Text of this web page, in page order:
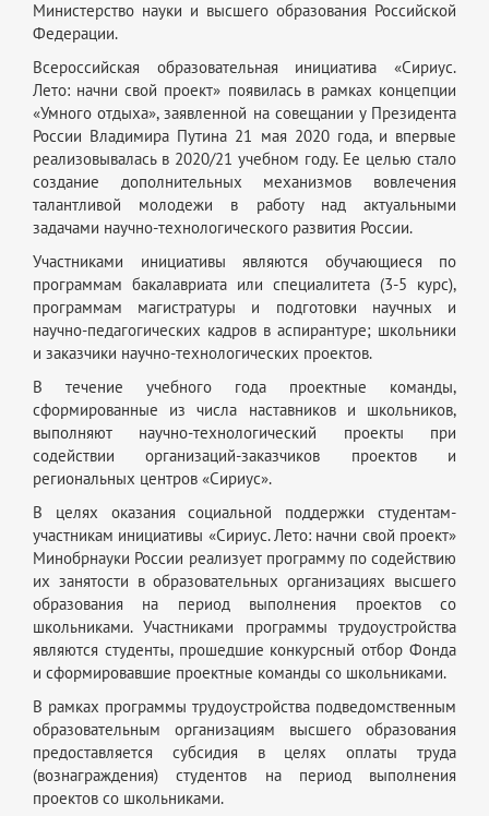
Министерство науки и высшего образования Российской
Федерации.
Всероссийская образовательная инициатива «Сириус.
Лето: начни свой проект» появилась в рамках концепции
«Умного отдыха», заявленной на совещании у Президента
России Владимира Путина 21 мая 2020 года, и впервые
реализовывалась в 2020/21 учебном году. Ее целью стало
создание дополнительных механизмов вовлечения
талантливой молодежи в работу над актуальными
задачами научно-технологического развития России.
Участниками инициативы являются обучающиеся по
программам бакалавриата или специалитета (3-5 курс),
программам магистратуры и подготовки научных и
научно-педагогических кадров в аспирантуре; школьники
и заказчики научно-технологических проектов.
В течение учебного года проектные команды,
сформированные из числа наставников и школьников,
выполняют научно-технологический проекты при
содействии организаций-заказчиков проектов и
региональных центров «Сириус».
В целях оказания социальной поддержки студентам-
участникам инициативы «Сириус. Лето: начни свой проект»
Минобрнауки России реализует программу по содействию
их занятости в образовательных организациях высшего
образования на период выполнения проектов со
школьниками. Участниками программы трудоустройства
являются студенты, прошедшие конкурсный отбор Фонда
и сформировавшие проектные команды со школьниками.
В рамках программы трудоустройства подведомственным
образовательным организациям высшего образования
предоставляется субсидия в целях оплаты труда
(вознаграждения) студентов на период выполнения
проектов со школьниками.